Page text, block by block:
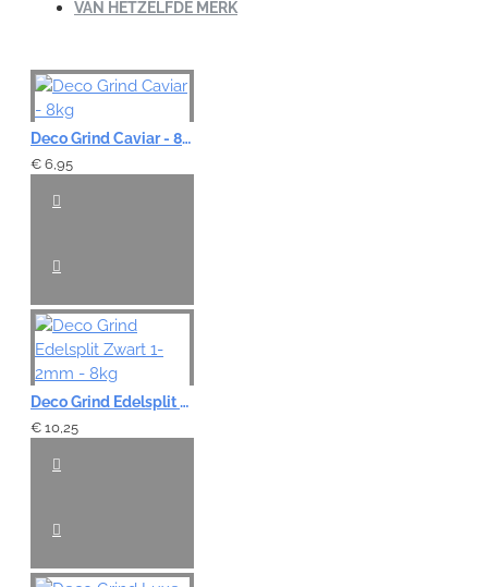
VAN HETZELFDE MERK
Deco Grind Caviar - 8kg
€ 6,95
Deco Grind Edelsplit Zwart 1-2mm - 8kg
€ 10,25